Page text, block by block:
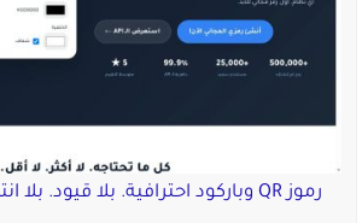
رموز QR وباركود احترافية. بلا قيود. بلا انتهاء صلاحية. للأبد.